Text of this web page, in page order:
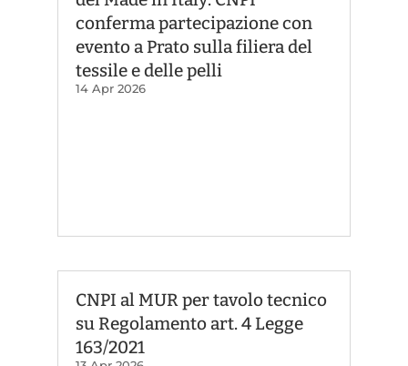
conferma partecipazione con
evento a Prato sulla filiera del
tessile e delle pelli
14 Apr 2026
CNPI al MUR per tavolo tecnico
su Regolamento art. 4 Legge
163/2021